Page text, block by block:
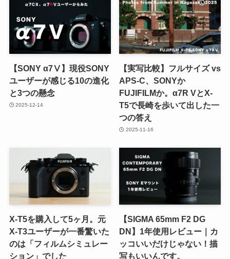
【SONY α7Ⅴ】現役SONY
ユーザーが感じる10の進化
と3つの懸念
2025-12-14
【実写比較】フルサイズ vs
APS-C、SONYか
FUJIFILMか。α7R VとX-
T5で長崎を歩いて出した一
つの答え
2025-11-16
X-T5を購入して5ヶ月。元
X-T3ユーザーが一番驚いた
のは「フィルムシミュレー
ション」でした
【SIGMA 65mm F2 DG
DN】1年使用レビュー｜カ
ッコいいだけじゃない！描
写もいいんです。